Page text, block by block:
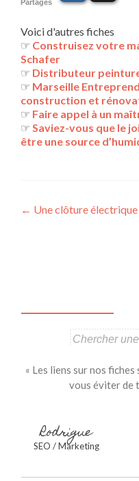
Partages
Voici d'autres fiches
☞ Construisez votre
Schafer
☞ Distributeur
☞ Marseille
construction et
☞ Faire appel à un
☞ Saviez-vous que le
être une source
Navigation
← Une clôture
« Les liens sur nos
vous éviter de
Rodrigue
SEO / Marketing